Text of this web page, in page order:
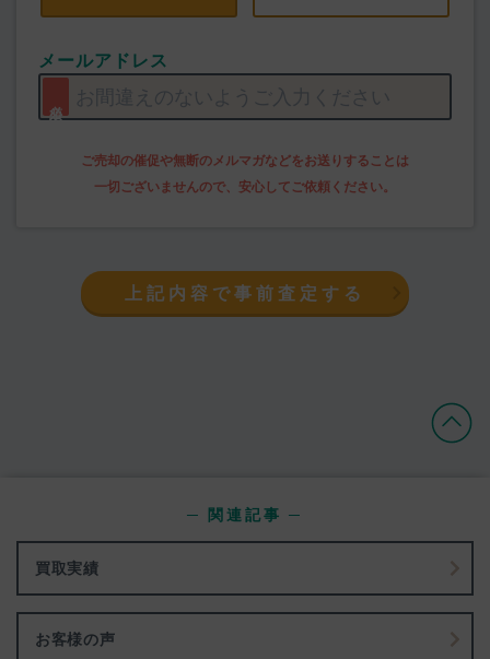
メールアドレス
上記内容で事前査定する
買取実績
─ 関連記事 ─
お客様の声